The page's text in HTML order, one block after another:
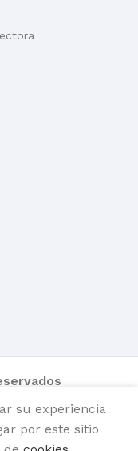
su experiencia
por este sitio